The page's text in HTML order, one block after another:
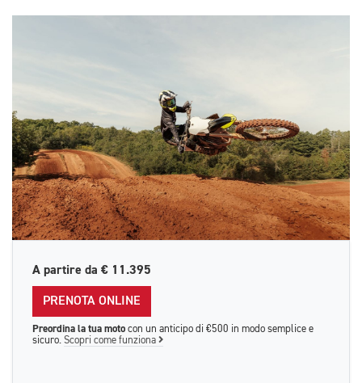
A partire da € 11.395
PRENOTA ONLINE
Preordina la tua moto con un anticipo di €500 in modo semplice e
sicuro. Scopri come funziona